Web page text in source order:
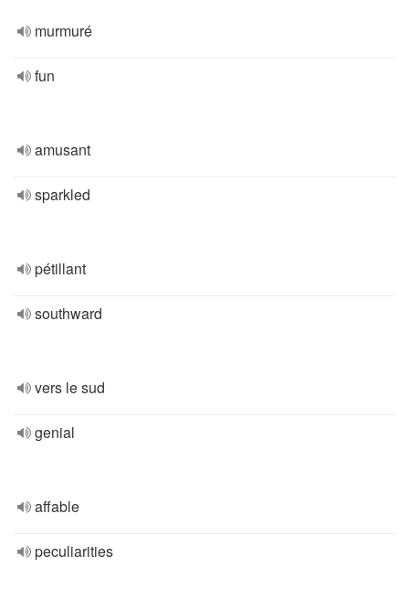
murmuré
fun
amusant
sparkled
pétillant
southward
vers le sud
genial
affable
peculiarities